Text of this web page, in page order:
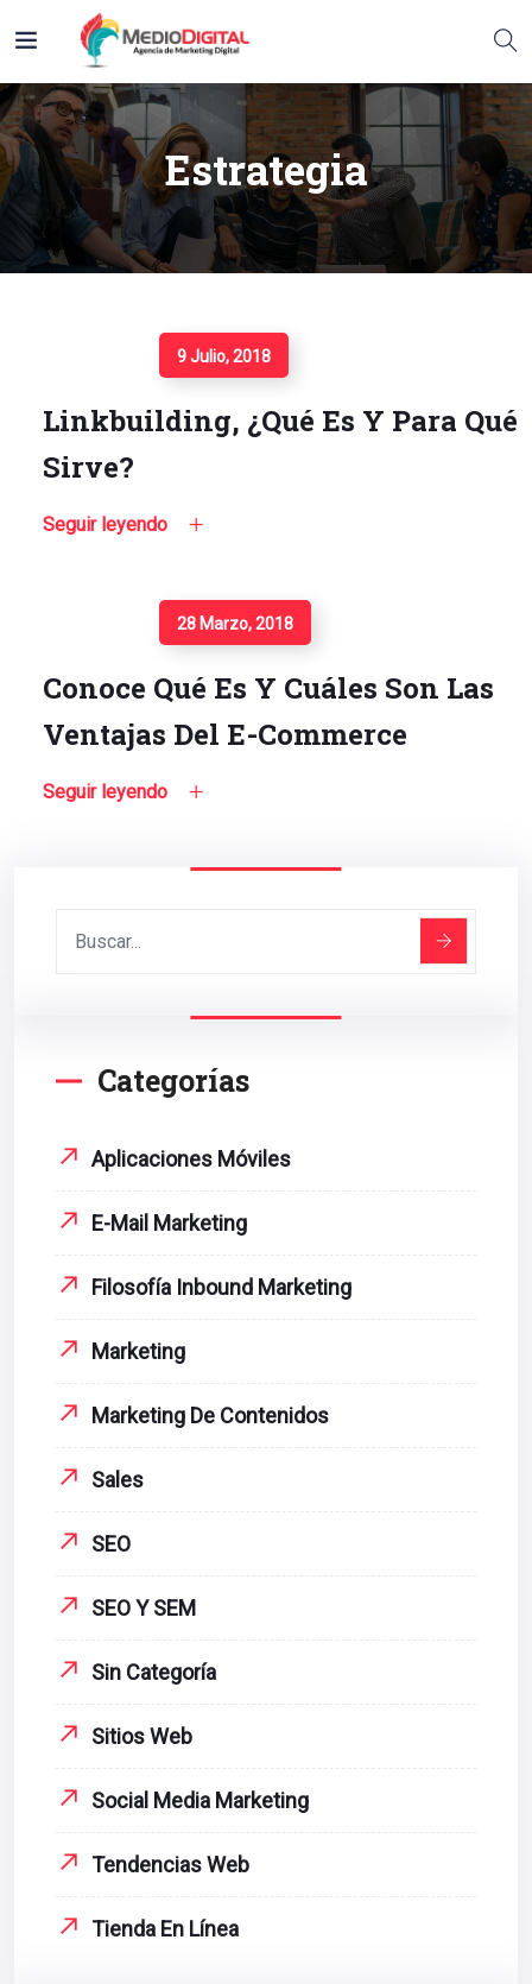
Estrategia
9 Julio, 2018
Linkbuilding, ¿qué Es Y Para Qué
Sirve?
Seguir leyendo
28 Marzo, 2018
Conoce Qué Es Y Cuáles Son Las
Ventajas Del E-Commerce
Seguir leyendo
Categorías
Aplicaciones Móviles
E-Mail Marketing
Filosofía Inbound Marketing
Marketing
Marketing De Contenidos
Sales
SEO
SEO Y SEM
Sin Categoría
Sitios Web
Social Media Marketing
Tendencias Web
Tienda En Línea